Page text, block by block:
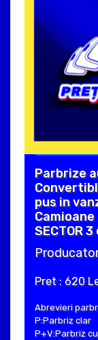
Parbrize
pus in
SECTOR
Pret : 620
Abrevieri
P:Parbriz clar
P+V:Parbriz